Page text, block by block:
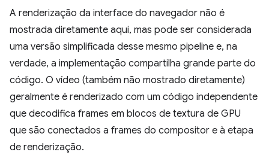
A renderização da interface do navegador não é
mostrada diretamente aqui, mas pode ser considerada
uma versão simplificada desse mesmo pipeline e, na
verdade, a implementação compartilha grande parte do
código. O vídeo (também não mostrado diretamente)
geralmente é renderizado com um código independente
que decodifica frames em blocos de textura de GPU
que são conectados a frames do compositor e à etapa
de renderização.